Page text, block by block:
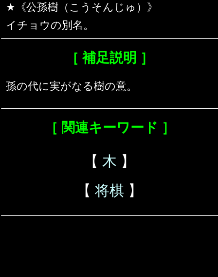
★《公孫樹（こうそんじゅ）》
イチョウの別名。
［ 補足説明 ］
孫の代に実がなる樹の意。
［ 関連キーワード ］
【 木 】
【 将棋 】